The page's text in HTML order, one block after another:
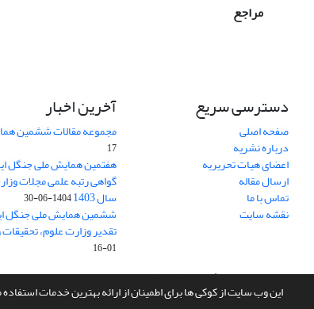
این وب سایت از کوکی ها برای اطمینان از ارائه بهترین خدمات
مراجع
دسترسی سریع
صفحه اصلی
درباره نشریه
اعضای هیات تحریریه
ارسال مقاله
تماس با ما
نقشه سایت
آخرین اخبار
مجموعه مقالات ششمین
17
هفتمین همایش ملی جنگل
گواهی رتبه علمی مجلات
سال 1403 1404-06-30
ششمین همایش ملی جنگل
تقدیر وزارت علوم،
01-16
سامانه مدیریت نشریات علمی.طراحی و پیاده سازی ازسیناوب